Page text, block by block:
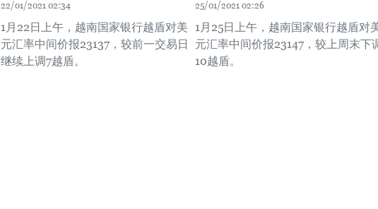
22/01/2021 02:34
1月22日上午，越南国家银行越盾对美
元汇率中间价报23137，较前一交易日
继续上调7越盾。
25/01/2021 02:26
1月25日上午，越南国家银行越盾对
元汇率中间价报23147，较上周末下
10越盾。